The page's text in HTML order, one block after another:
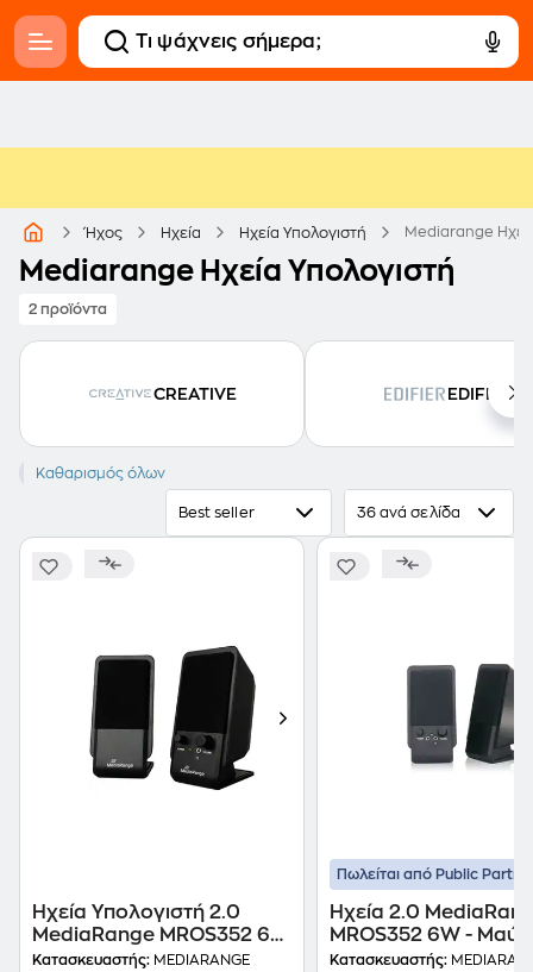
Ήχος Ηχεία Ηχεία Υπολογιστή Mediarange
Mediarange Ηχεία Υπολογιστή
2 προϊόντα
CREATIVE EDIFIER
MEDIARANGE
Καθαρισμός όλων
Best seller 36 ανά σελίδα
Ηχεία Υπολογιστή 2.0
MediaRange MROS352 6W
- Black
Κατασκευαστής: MEDIARANGE
Πωλείται από Public
Ηχεία 2.0
MROS352 6W -
Κατασκευαστής: